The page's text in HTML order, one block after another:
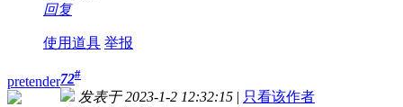
回复
使用道具 举报
pretender72#
发表于 2023-1-2 12:32:15 | 只看该作者